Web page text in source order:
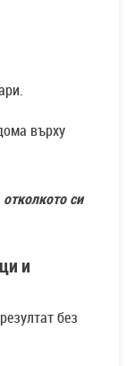
върху
си
и
без